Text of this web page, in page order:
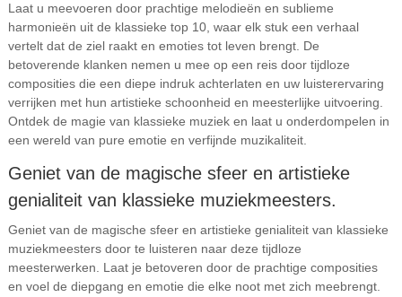
Laat u meevoeren door prachtige melodieën en sublieme
harmonieën uit de klassieke top 10, waar elk stuk een verhaal
vertelt dat de ziel raakt en emoties tot leven brengt. De
betoverende klanken nemen u mee op een reis door tijdloze
composities die een diepe indruk achterlaten en uw luisterervaring
verrijken met hun artistieke schoonheid en meesterlijke uitvoering.
Ontdek de magie van klassieke muziek en laat u onderdompelen in
een wereld van pure emotie en verfijnde muzikaliteit.
Geniet van de magische sfeer en artistieke
genialiteit van klassieke muziekmeesters.
Geniet van de magische sfeer en artistieke genialiteit van klassieke
muziekmeesters door te luisteren naar deze tijdloze
meesterwerken. Laat je betoveren door de prachtige composities
en voel de diepgang en emotie die elke noot met zich meebrengt.